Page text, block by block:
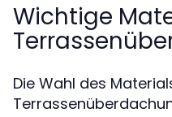
Wichtige
Die Wahl des